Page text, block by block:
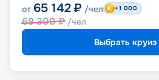
от 65 142 ₽ /чел
69 300₽ /чел
+1 000
Выбрать круиз